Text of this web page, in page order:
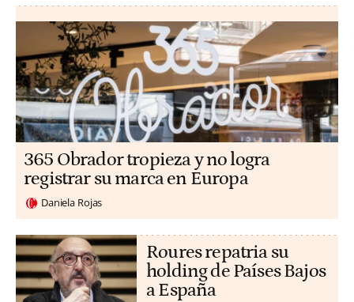
365 Obrador tropieza y no logra
registrar su marca en Europa
Daniela Rojas
Roures repatria su
holding de Países Bajos
a España